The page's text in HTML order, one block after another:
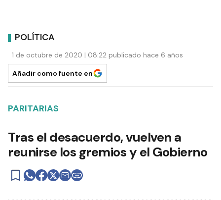
POLÍTICA
1 de octubre de 2020 | 08:22 publicado hace 6 años
Añadir como fuente en
PARITARIAS
Tras el desacuerdo, vuelven a
reunirse los gremios y el Gobierno